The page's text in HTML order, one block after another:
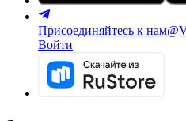
Присоединяйтесь к нам
Войти